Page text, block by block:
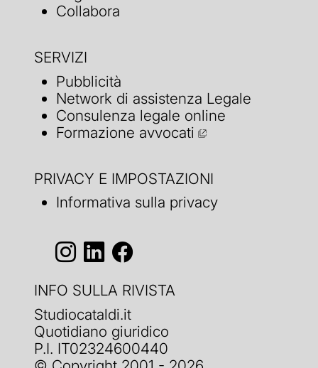
Collabora
SERVIZI
Pubblicità
Network di assistenza Legale
Consulenza legale online
Formazione avvocati
PRIVACY E IMPOSTAZIONI
Informativa sulla privacy
INFO SULLA RIVISTA
Studiocataldi.it
Quotidiano giuridico
P.I. IT02324600440